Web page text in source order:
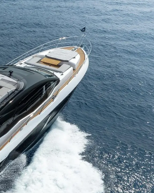
Şi̇rket
Brokerage
Kiralama
Haberler
Etkinlikler
Yenilik
Şi̇rket
Ekip
Yaşam Şekli̇
Mi̇ras
Teknenizin Piyasa Değerini